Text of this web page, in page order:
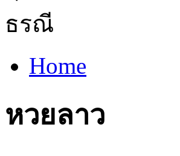
ธรณี
Home
หวยลาว